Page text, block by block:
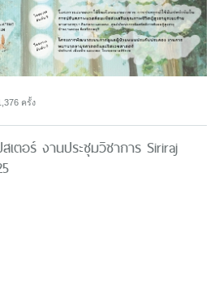
ครั้ง
เตอร์ งานประชุมวิชาการ Siriraj